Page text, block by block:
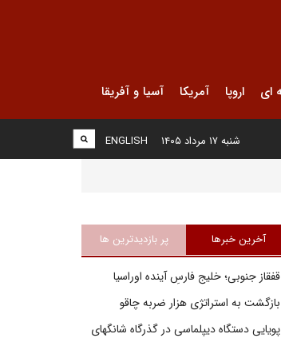
ای اروپا آمریکا آسیا و آفریقا
ENGLISH شنبه ۱۷ مرداد ۱۴۰۵
آخرین خبرها پر بازدیدترین ها
قفقاز جنوبی؛ خلیج فارسِ آینده اوراسیا
بازگشت به استراتژی هزار ضربه چاقو
پویایی دستگاه دیپلماسی در گذرگاه شانگهای